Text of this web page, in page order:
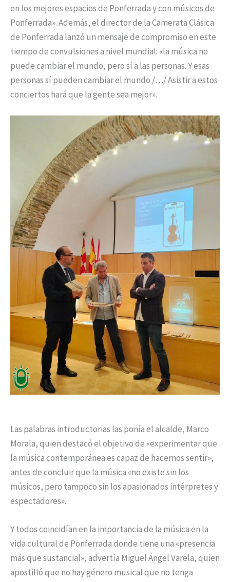
en los mejores espacios de Ponferrada y con músicos de
Ponferrada». Además, el director de la Camerata Clásica
de Ponferrada lanzó un mensaje de compromiso en este
tiempo de convulsiones a nivel mundial: «la música no
puede cambiar el mundo, pero sí a las personas. Y esas
personas sí pueden cambiar el mundo /…/ Asistir a estos
conciertos hará que la gente sea mejor».
Las palabras introductorias las ponía el alcalde, Marco
Morala, quien destacó el objetivo de «experimentar que
la música contemporánea es capaz de hacernos sentir»,
antes de concluir que la música «no existe sin los
músicos, pero tampoco sin los apasionados intérpretes y
espectadores».
Y todos coincidían en la importancia de la música en la
vida cultural de Ponferrada donde tiene una «presencia
más que sustancial», advertía Miguel Ángel Varela, quien
apostilló que no hay género musical que no tenga